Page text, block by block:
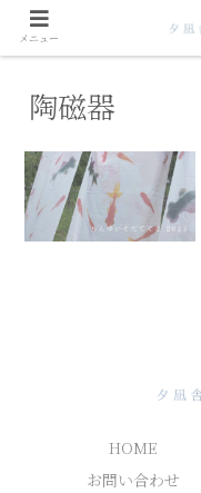
陶磁器
HOME
お問い合わせ
メニュー